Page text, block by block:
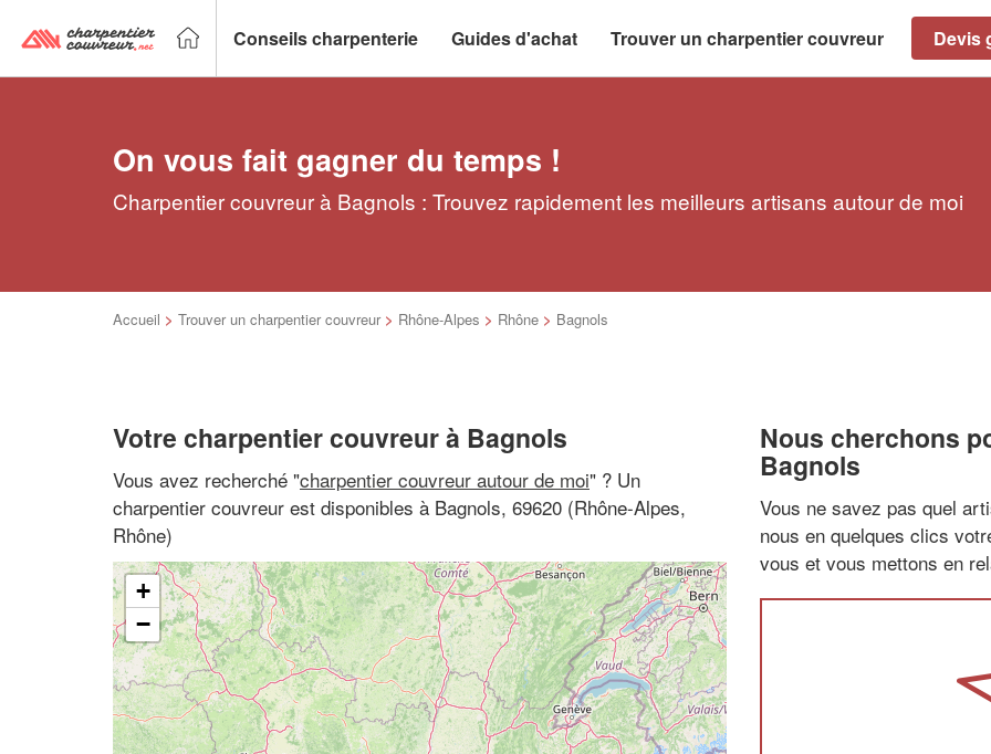
Conseils charpenterie Guides d'achat Trouver un charpentier couvreur Devis
On vous fait gagner du temps !
Charpentier couvreur à Bagnols : Trouvez rapidement les meilleurs artisans autour de moi
Accueil > Trouver un charpentier couvreur > Rhône-Alpes > Rhône > Bagnols
Votre charpentier couvreur à Bagnols
Vous avez recherché "charpentier couvreur autour de moi" ? Un
charpentier couvreur est disponibles à Bagnols, 69620 (Rhône-Alpes,
Rhône)
+
−
Nous cherchons
Bagnols
Vous ne savez pas quel
nous en quelques clics
vous et vous mettons en